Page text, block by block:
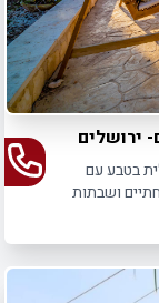
ירושלים
בטבע עם
ושבתות